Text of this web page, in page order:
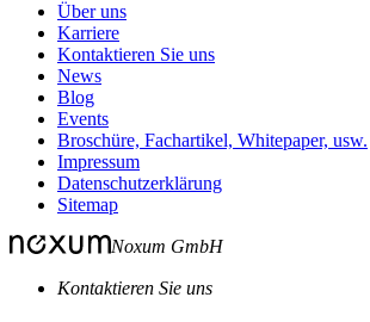
Über uns
Karriere
Kontaktieren Sie uns
News
Blog
Events
Broschüre, Fachartikel, Whitepaper, usw.
Impressum
Datenschutzerklärung
Sitemap
Noxum GmbH
Kontaktieren Sie uns